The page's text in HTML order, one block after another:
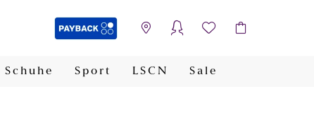
Schuhe Sport LSCN Sale